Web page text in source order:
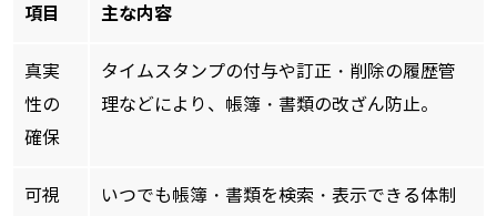
項目 主な内容
真実
性の
確保
タイムスタンプの付与や訂正・削除の履歴管
理などにより、帳簿・書類の改ざん防止。
可視
いつでも帳簿・書類を検索・表示できる体制